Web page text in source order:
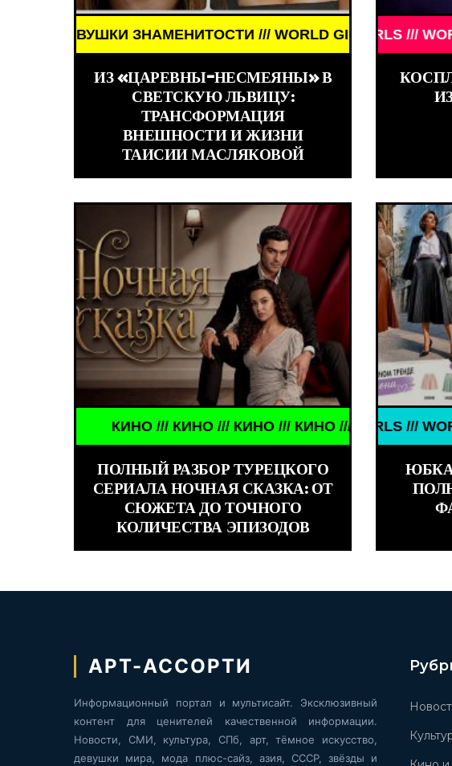
/// WORLD GIRLS /// ДЕВУШКИ
ИЗ «ЦАРЕВНЫ-НЕСМЕЯНЫ» В
СВЕТСКУЮ ЛЬВИЦУ:
ТРАНСФОРМАЦИЯ
ВНЕШНОСТИ И ЖИЗНИ
ТАИСИИ МАСЛЯКОВОЙ
WORLD GIRLS /// WORLD
КИНО /// КИНО /// КИНО /// КИНО ///
ПОЛНЫЙ РАЗБОР ТУРЕЦКОГО
СЕРИАЛА НОЧНАЯ СКАЗКА: ОТ
СЮЖЕТА ДО ТОЧНОГО
КОЛИЧЕСТВА ЭПИЗОДОВ
WORLD GIRLS /// WORLD
ЮБКА
АРТ-АССОРТИ
Информационный портал и мультисайт. Эксклюзивный
контент для ценителей качественной информации.
Новости, СМИ, культура, СПб, арт, тёмное искусство,
девушки мира, мода плюс-сайз, азия, СССР, звёзды и